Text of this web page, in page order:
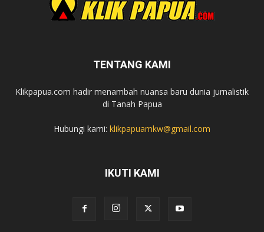
TENTANG KAMI
Klikpapua.com hadir menambah nuansa baru dunia jurnalistik
di Tanah Papua
Hubungi kami: klikpapuamkw@gmail.com
IKUTI KAMI